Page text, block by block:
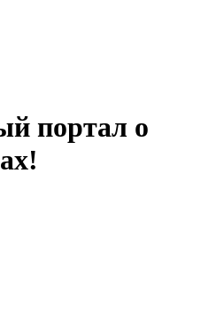
портал о